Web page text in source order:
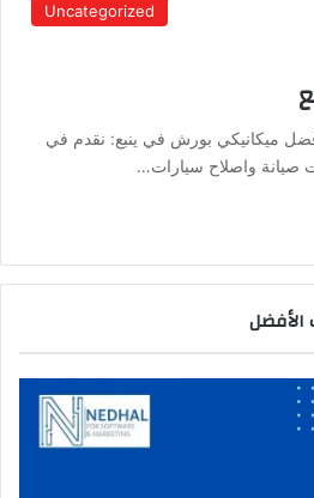
Uncategorized
ميكانيكي بورش في ينبع: نقدم في
صيانة واصلاح سيارات…
الأفضل